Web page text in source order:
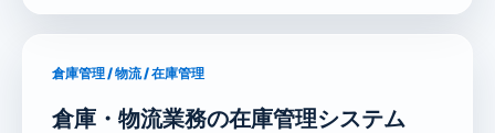
倉庫管理 / 物流 / 在庫管理
倉庫・物流業務の在庫管理システム